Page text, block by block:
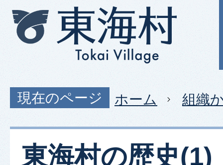
現在のページ ホーム 組織
東海村の歴史(1)